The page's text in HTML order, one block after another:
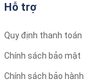
Hỗ trợ
Quy định thanh toán
Chính sách bảo mật
Chính sách bảo hành